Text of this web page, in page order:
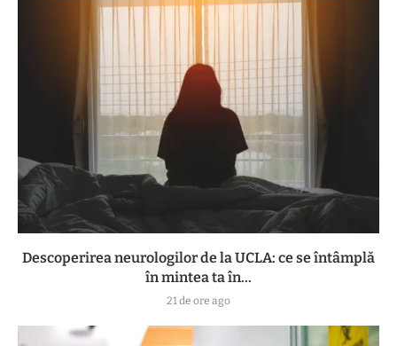
Descoperirea neurologilor de la UCLA: ce se întâmplă
în mintea ta în...
21 de ore ago